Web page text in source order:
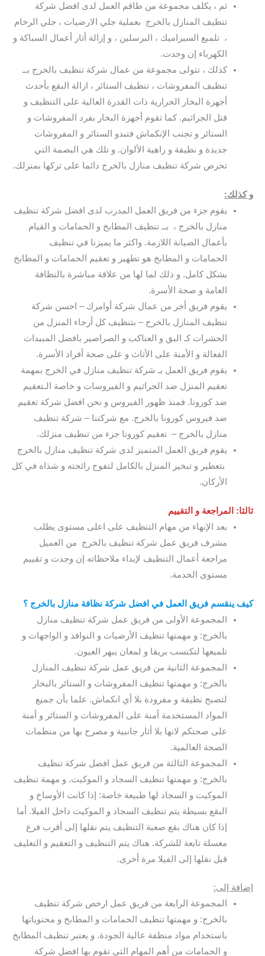
ثم ، يكلف مجموعة من طاقم العمل لدى افضل شركة
تنظيف المنازل بالخرج بعملية جلي الارضيات ، جلي الرخام
، تلميع السيراميك ، البرسلين ، و إزالة أثار أعمال السباكة و
الكهرباء إن وجدت.
كذلك ، تتولى مجموعة من عمال شركة تنظيف بالخرج بــ
تنظيف المفروشات ، تنظيف الستائر ، ازالة البقع بأحدث
أجهزة البخار الحرارية ذات القدرة العالية على التنظيف و
قتل الجراثيم. كما تقوم أجهزة البخار بفرد المفروشات و
الستائر و تجنب الإنكماش فتبدو الستائر و المفروشات
جديدة و نظيفة و زاهية الألوان. و تلك هي البصمة التي
تحرص شركة تنظيف منازل بالخرج دائما على تركها بمنزلك.
و كذلك:
يقوم جزء من فريق العمل المدرب لدى افضل شركة تنظيف
منازل بالخرج ، بــ تنظيف المطابخ و الحمامات و القيام
بأعمال الصيانة اللازمة. واكثر ما يميزنا في تنظيف
الحمامات و المطابخ هو تطهير و تعقيم الحمامات و المطابخ
بشكل كامل. و ذلك لما لها من علاقة مباشرة بالنظافة
العامة و صحة الأسرة.
يقوم فريق أخر من عمال شركة أوامرك – احسن شركة
تنظيف المنازل بالخرج – بتنظيف كل أرجاء المنزل من
الحشرات كـ البق و العناكب و الصراصير بافضل المبيدات
الفعالة و الأمنة على الأثاث و على صحة أفراد الأسرة.
يقوم فريق العمل بـ شركة تنظيف منازل في الخرج بمهمة
تعقيم المنزل ضد الجراثيم و الفيروسات و خاصة الـتعقيم
ضد كورونا. فمنذ ظهور الفيروس و نحن افضل شركة تعقيم
ضد فيروس كورونا بالخرج. مع شركتنا – شركة تنظيف
منازل بالخرج – تعقيم كورونا جزء من تنظيف منزلك.
يقوم فريق العمل المتميز لدى شركة تنظيف منازل بالخرج
بتعطير و تبخير المنزل بالكامل لتفوح رائحته و شذاه في كل
الأركان.
ثالثا: المراجعة و التقييم
بعد الإنهاء من مهام التنظيف على اعلى مستوى يطلب
مشرف فريق عمل شركة تنظيف بالخرج من العميل
مراجعة أعمال التنظيف لإبداء ملاحظاته إن وجدت و تقييم
مستوى الخدمة.
كيف ينقسم فريق العمل في افضل شركة نظافة منازل بالخرج ؟
المجموعة الأولى من فريق عمل شركة تنظيف منازل
بالخرج: و مهمتها تنظيف الأرضيات و النوافذ و الواجهات و
تلميعها لتكتسب بريقا و لمعان يبهر العيون.
المجموعة الثانية من فريق عمل شركة تنظيف المنازل
بالخرج: و مهمتها تنظيف المفروشات و الستائر بالبخار
لتصبح نظيفة و مفرودة بلا أي انكماش. علما بأن جميع
المواد المستخدمة أمنة على المفروشات و الستائر و أمنة
على صحتكم لانها بلا أثار جانبية و مصرح بها من منظمات
الصحة العالمية.
المجموعة الثالثة من فريق عمل افضل شركة تنظيف
بالخرج: و مهمتها تنظيف السجاد و الموكيت. و مهمة تنظيف
الموكيت و السجاد لها طبيعة خاصة: إذا كانت الأوساخ و
البقع بسيطة يتم تنظيف السجاد و الموكيت داخل الفيلا. أما
إذا كان هناك بقع صعبة التنظيف يتم نقلها إلى أقرب فرع
مغسلة تابعة للشركة. هناك يتم التنظيف و التعقيم و التغليف
قبل نقلها إلى الفيلا مرة أخرى.
إضافة إلى:
المجموعة الرابعة من فريق عمل ارخص شركة تنظيف
بالخرج: و مهمتها تنظيف الحمامات و المطابخ و محتوياتها
باستخدام مواد منظفة عالية الجودة. و يعتبر تنظيف المطابخ
و الحمامات من أهم المهام التي تقوم بها افضل شركة